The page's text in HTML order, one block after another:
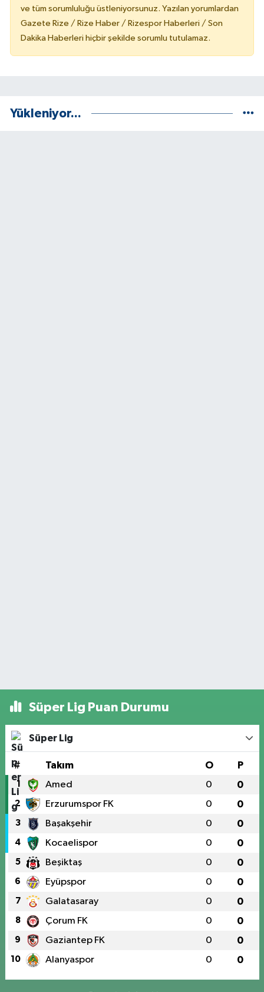
ve tüm sorumluluğu üstleniyorsunuz. Yazılan yorumlardan
Gazete Rize / Rize Haber / Rizespor Haberleri / Son
Dakika Haberleri hiçbir şekilde sorumlu tutulamaz.
Yükleniyor...
Süper Lig Puan Durumu
Süper Lig
# Takım O P
1 Amed 0 0
2 Erzurumspor FK 0 0
3 Başakşehir 0 0
4 Kocaelispor 0 0
5 Beşiktaş 0 0
6 Eyüpspor 0 0
7 Galatasaray 0 0
8 Çorum FK 0 0
9 Gaziantep FK 0 0
10 Alanyaspor 0 0